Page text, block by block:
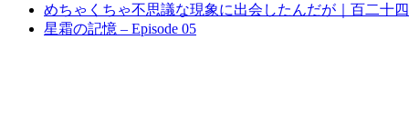
めちゃくちゃ不思議な現象に出会したんだが｜百二十
星霜の記憶 – Episode 05